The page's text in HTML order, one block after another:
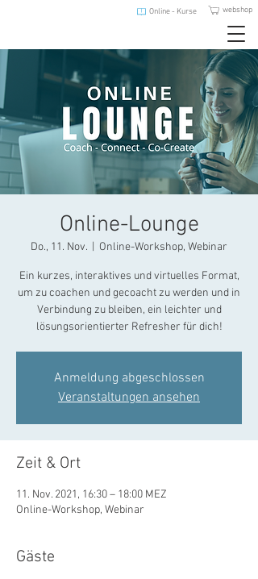
webshop
Online - Kurse
Online-Lounge
Do., 11. Nov. Online-Workshop, Webinar
Ein kurzes, interaktives und virtuelles Format,
um zu coachen und gecoacht zu werden und in
Verbindung zu bleiben, ein leichter und
lösungsorientierter Refresher für dich!
Anmeldung abgeschlossen
Veranstaltungen ansehen
Zeit & Ort
11. Nov. 2021, 16:30 – 18:00 MEZ
Online-Workshop, Webinar
Gäste